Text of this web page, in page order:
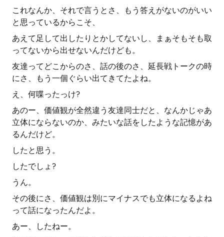
これなんか、それで言うとさ、もう答えがないのがいい
と思っているからこそ、
あえて足して出したりとかしてないし、まぁそもそも取
ってないから出せないんだけども。
友達ってどこからのさ、話の後のさ、延長戦トークの時
にさ、もう一個ぐらい出てきてたよね。
え、何喋ったっけ?
あのー、価値観が全然違う友達同士だと、なんかじゃあ
立体にならないのか、みたいな話をしたような記憶があ
るんだけど。
したと思う。
したでしょ?
うん。
その後にさ、価値観は別にマイナスでも立体になるよね
って話になったんだよ。
あー、したねー。